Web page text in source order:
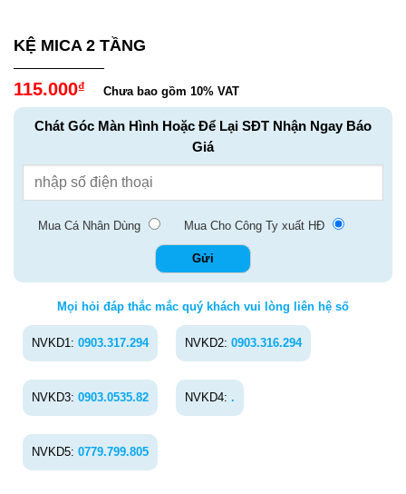
KỆ MICA 2 TẦNG
115.000₫ Chưa bao gồm 10% VAT
Chát Góc Màn Hình Hoặc Để Lại SĐT Nhận Ngay Báo
Giá
Mua Cá Nhân Dùng Mua Cho Công Ty xuất HĐ
Mọi hỏi đáp thắc mắc quý khách vui lòng liên hệ số
NVKD1: 0903.317.294 NVKD2: 0903.316.294
NVKD3: 0903.0535.82 NVKD4: .
NVKD5: 0779.799.805